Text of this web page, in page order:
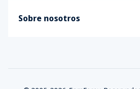
Sobre nosotros